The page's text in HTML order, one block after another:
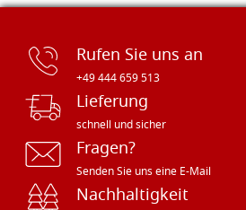
Rufen Sie uns an
+49 444 659 513
Lieferung
schnell und sicher
Fragen?
Senden Sie uns eine E-Mail
Nachhaltigkeit